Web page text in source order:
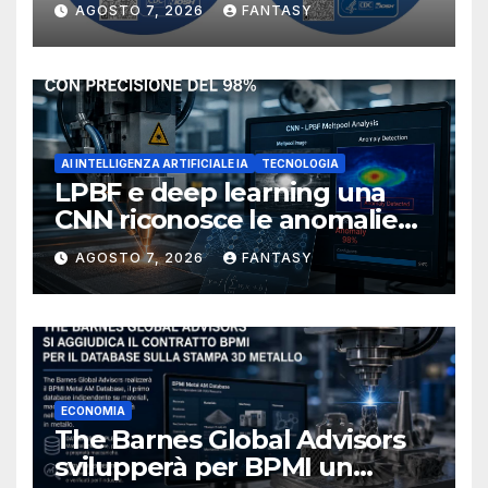
NIOSH
AGOSTO 7, 2026 FANTASY
AI INTELLIGENZA ARTIFICIALE IA TECNOLOGIA
LPBF e deep learning una
CNN riconosce le anomalie
del bagno di fusione
AGOSTO 7, 2026 FANTASY
ECONOMIA
The Barnes Global Advisors
svilupperà per BPMI un